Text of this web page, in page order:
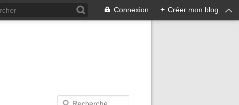
Connexion + Créer mon blog